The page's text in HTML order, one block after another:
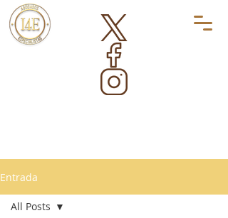
Entrada
All Posts